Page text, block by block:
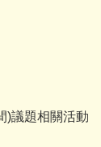
)議題相關活動